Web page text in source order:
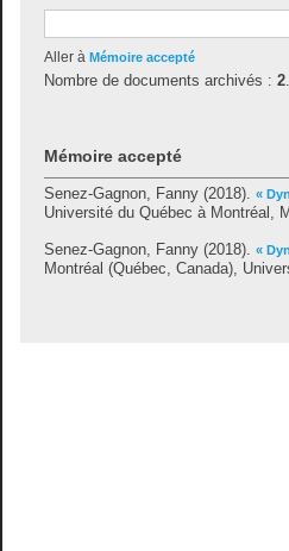
Aller à Mémoire accepté
Nombre de documents archivés : 2.
Mémoire accepté
Senez-Gagnon, Fanny (2018). «
Université du Québec à Montréal,
Senez-Gagnon, Fanny (2018). «
Montréal (Québec, Canada),